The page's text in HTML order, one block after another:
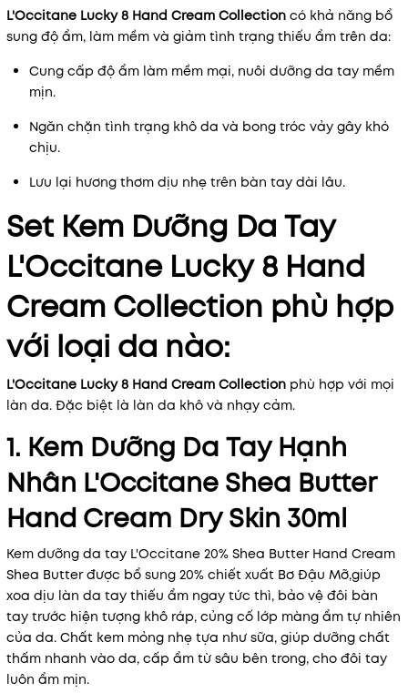
Mã khuyến mãi:
Điều kiện:
L'Occitane Lucky 8 Hand Cream Collection có khả năng bổ
sung độ ẩm, làm mềm và giảm tình trạng thiếu ẩm trên da:
Cung cấp độ ẩm làm mềm mại, nuôi dưỡng da tay mềm
mịn.
Ngăn chặn tình trạng khô da và bong tróc vảy gây khó
chịu.
Lưu lại hương thơm dịu nhẹ trên bàn tay dài lâu.
Set Kem Dưỡng Da Tay
L'Occitane Lucky 8 Hand
Cream Collection phù hợp
với loại da nào:
L'Occitane Lucky 8 Hand Cream Collection phù hợp với mọi
làn da. Đặc biệt là làn da khô và nhạy cảm.
1. Kem Dưỡng Da Tay Hạnh
Nhân L'Occitane Shea Butter
Hand Cream Dry Skin 30ml
Kem dưỡng da tay L'Occitane 20% Shea Butter Hand Cream
Shea Butter được bổ sung 20% chiết xuất Bơ Đậu Mỡ,giúp
xoa dịu làn da tay thiếu ẩm ngay tức thì, bảo vệ đôi bàn
tay trước hiện tượng khô ráp, củng cố lớp màng ẩm tự nhiên
của da. Chất kem mỏng nhẹ tựa như sữa, giúp dưỡng chất
thấm nhanh vào da, cấp ẩm từ sâu bên trong, cho đôi tay
luôn ẩm mịn.